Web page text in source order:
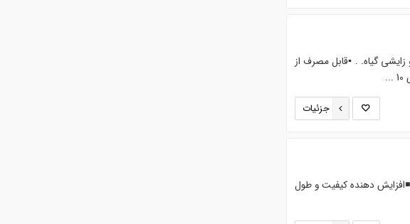
گیاه. . ▪️قابل مصرف از
جزئیات
◾️افزایش دهنده کیفیت و طول